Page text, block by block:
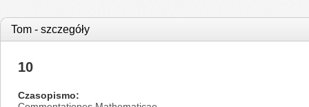
Tom - szczegóły
10
Czasopismo